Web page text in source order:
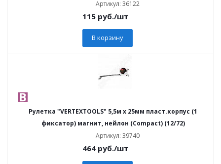
Артикул: 36122
115 руб./шт
В корзину
Рулетка "VERTEXTOOLS" 5,5м х 25мм пласт.корпус (1
фиксатор) магнит, нейлон (Compact) (12/72)
Артикул: 39740
464 руб./шт